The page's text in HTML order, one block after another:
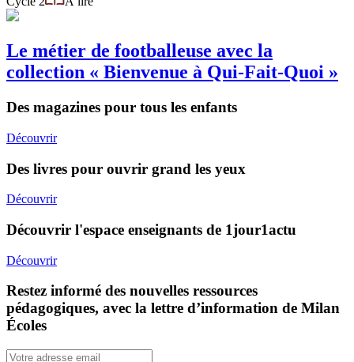
Le métier de footballeuse avec la
collection « Bienvenue à Qui-Fait-Quoi »
Des magazines pour tous les enfants
Découvrir
Des livres pour ouvrir grand les yeux
Découvrir
Découvrir l'espace enseignants de 1jour1actu
Découvrir
Restez informé des nouvelles ressources
pédagogiques, avec la lettre d’information de Milan
Écoles